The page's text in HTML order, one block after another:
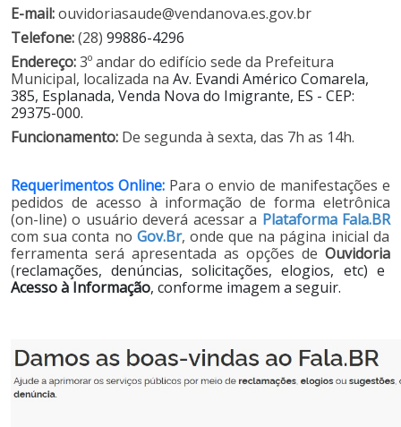
E-mail:ouvidoriasaude@vendanova.es.gov.br
Telefone:(28) 99886-4296
Endereço:3º andar do edifício sede da Prefeitura
Municipal, localizada na Av. Evandi Américo Comarela,
385, Esplanada, Venda Nova do Imigrante, ES - CEP:
29375-000.
Funcionamento: De segunda à sexta, das 7h as 14h.
Requerimentos Online: Para o envio de manifestações e
pedidos de acesso à informação de forma eletrônica
(on-line) o usuário deverá acessar a Plataforma Fala.BR
com sua conta no Gov.Br, onde que na página inicial da
ferramenta será apresentada as opções de Ouvidoria
(reclamações, denúncias, solicitações, elogios, etc) e
Acesso à Informação, conforme imagem a seguir.